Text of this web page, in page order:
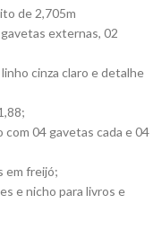
de 2,705m
externas, 02
cinza claro e detalhe
com 04 gavetas cada e 04
em freijó;
e nicho para livros e